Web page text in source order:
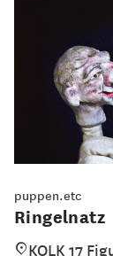
puppen.etc
Ringelnatz
KOLK 17